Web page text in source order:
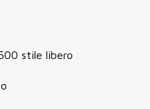
stile libero